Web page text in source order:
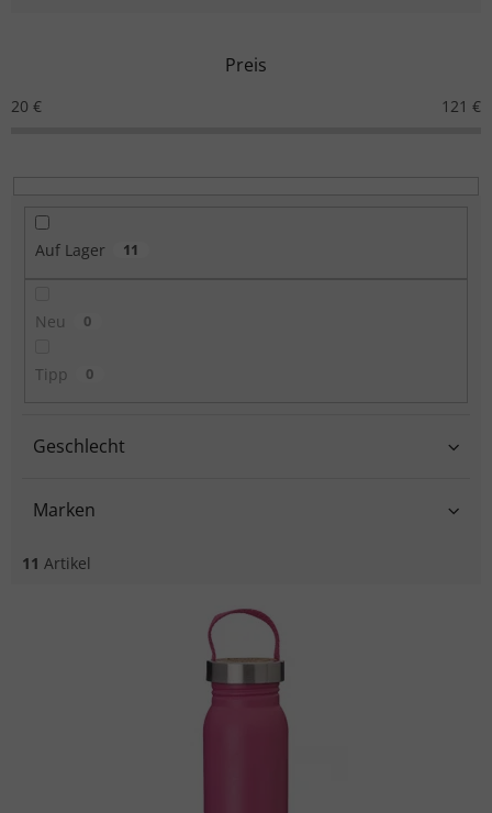
Preis
20 € 121 €
Auf Lager 11
Neu 0
Tipp 0
Marken
Geschlecht
11 Artikel